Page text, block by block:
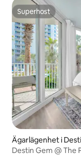
Superhost
Superhost
Ägarlägenhet i
Destin Gem @ The